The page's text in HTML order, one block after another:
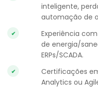
inteligente,
automação de
Experiência
de energia/
ERPs/SCADA.
Certificações
Analytics ou